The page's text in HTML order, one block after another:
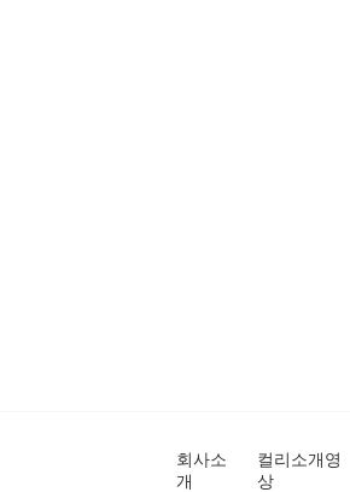
회사소
개
컬리소개영
상